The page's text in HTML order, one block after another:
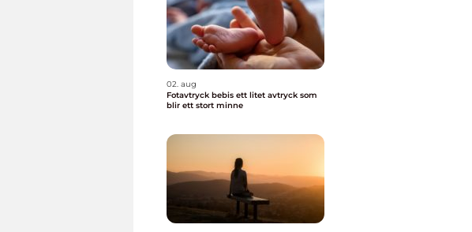
02. aug
Fotavtryck bebis ett litet avtryck som
blir ett stort minne